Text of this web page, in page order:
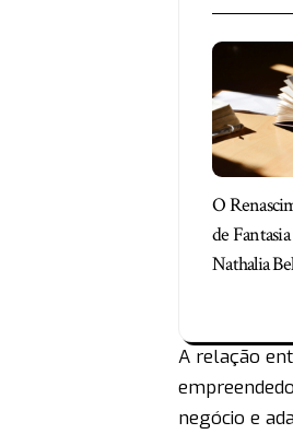
O
de
Nathalia
A relação
negócio e